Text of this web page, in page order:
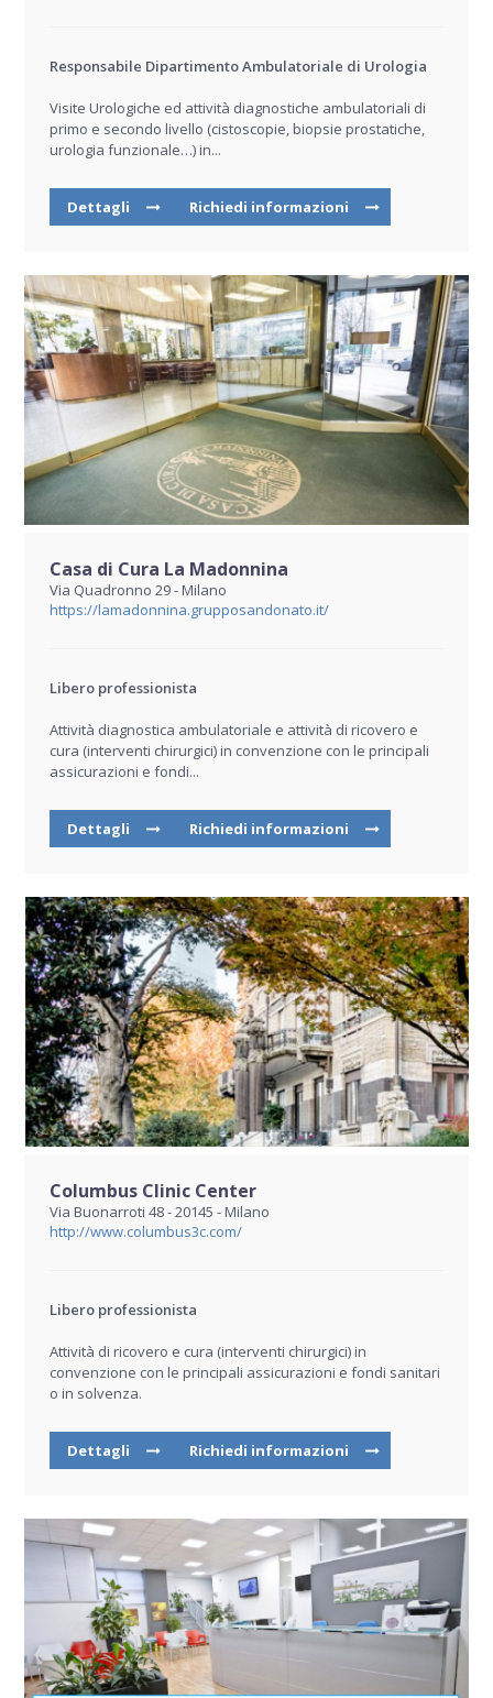
Responsabile Dipartimento Ambulatoriale di Urologia
Visite Urologiche ed attività diagnostiche ambulatoriali di
primo e secondo livello (cistoscopie, biopsie prostatiche,
urologia funzionale…) in...
Dettagli Richiedi informazioni
Casa di Cura La Madonnina
Via Quadronno 29 - Milano
https://lamadonnina.grupposandonato.it/
Libero professionista
Attività diagnostica ambulatoriale e attività di ricovero e
cura (interventi chirurgici) in convenzione con le principali
assicurazioni e fondi...
Dettagli Richiedi informazioni
Columbus Clinic Center
Via Buonarroti 48 - 20145 - Milano
http://www.columbus3c.com/
Libero professionista
Attività di ricovero e cura (interventi chirurgici) in
convenzione con le principali assicurazioni e fondi sanitari
o in solvenza.
Dettagli Richiedi informazioni